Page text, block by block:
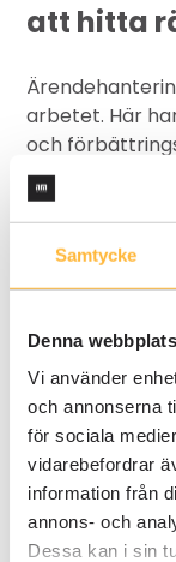
Samtycke
Denna
Vi använder
och annonserna
för sociala
vidarebefordrar
information från
annons- och
Dessa kan i sin
att hitta
arbetet. Här
och
på status och
av nya projekt,
används AM
upp interna
Så
Idag betraktas
arbetet på
process ta
delaktighet i